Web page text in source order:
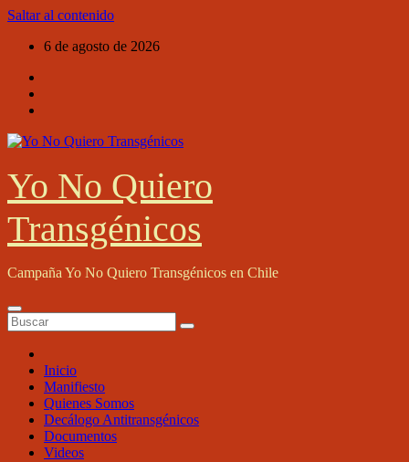
Saltar al contenido
6 de agosto de 2026
Yo No Quiero
Transgénicos
Campaña Yo No Quiero Transgénicos en Chile
Inicio
Manifiesto
Quienes Somos
Decálogo Antitransgénicos
Documentos
Videos